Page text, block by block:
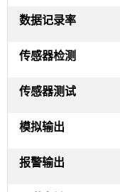
数据记录率
传感器检测
传感器测试
模拟输出
报警输出